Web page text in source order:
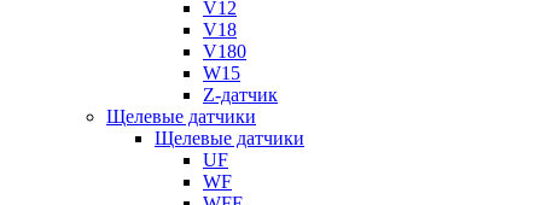
V12
V18
V180
W15
Z-датчик
Щелевые датчики
Щелевые датчики
UF
WF